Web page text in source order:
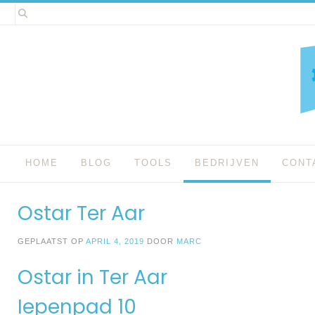
Spring
naar
HOME BLOG TOOLS BEDRIJVEN
Ostar Ter Aar
GEPLAATST OP APRIL 4, 2019 DOOR MARC
Ostar in Ter Aar
Iepenpad 10